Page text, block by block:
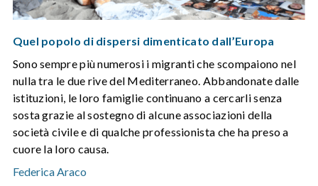
Quel popolo di dispersi dimenticato dall’Europa
Sono sempre più numerosi i migranti che scompaiono nel
nulla tra le due rive del Mediterraneo. Abbandonate dalle
istituzioni, le loro famiglie continuano a cercarli senza
sosta grazie al sostegno di alcune associazioni della
società civile e di qualche professionista che ha preso a
cuore la loro causa.
Federica Araco